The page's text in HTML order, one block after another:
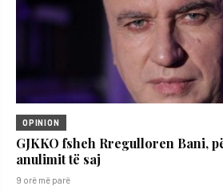
OPINION
GJKKO fsheh Rregulloren Bani,
anulimit të saj
9 orë më parë